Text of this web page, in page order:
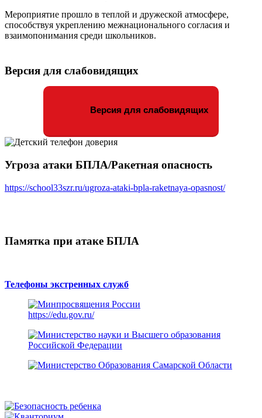
Мероприятие прошло в теплой и дружеской атмосфере,
способствуя укреплению межнационального согласия и
взаимопонимания среди школьников.
Версия для слабовидящих
Версия для слабовидящих
Угроза атаки БПЛА/Ракетная опасность
https://school33szr.ru/ugroza-ataki-bpla-raketnaya-opasnost/
Памятка при атаке БПЛА
Телефоны экстренных служб
https://edu.gov.ru/